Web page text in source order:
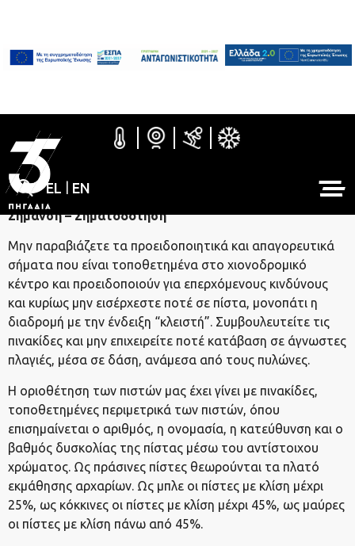
EL EN
Όροι και Ασφάλεια
Σήμανση – Σηματοδότηση
Μην παραβιάζετε τα προειδοποιητικά και απαγορευτικά
σήματα που είναι τοποθετημένα στο χιονοδρομικό
κέντρο και προειδοποιούν για επερχόμενους κινδύνους
και κυρίως μην εισέρχεστε ποτέ σε πίστα, μονοπάτι η
διαδρομή με την ένδειξη “κλειστή”. Συμβουλευτείτε τις
πινακίδες και μην επιχειρείτε ποτέ κατάβαση σε άγνωστες
πλαγιές, μέσα σε δάση, ανάμεσα από τους πυλώνες.
Η οριοθέτηση των πιστών μας έχει γίνει με πινακίδες,
τοποθετημένες περιμετρικά των πιστών, όπου
επισημαίνεται ο αριθμός, η ονομασία, η κατεύθυνση και ο
βαθμός δυσκολίας της πίστας μέσω του αντίστοιχου
χρώματος. Ως πράσινες πίστες θεωρούνται τα πλατό
εκμάθησης αρχαρίων. Ως μπλε οι πίστες με κλίση μέχρι
25%, ως κόκκινες οι πίστες με κλίση μέχρι 45%, ως μαύρες
οι πίστες με κλίση πάνω από 45%.